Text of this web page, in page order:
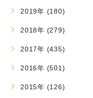
2019年 (180)
2018年 (279)
2017年 (435)
2016年 (501)
2015年 (126)